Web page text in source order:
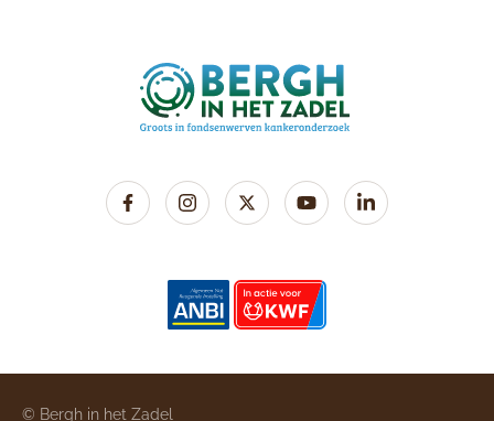
© Bergh in het Zadel